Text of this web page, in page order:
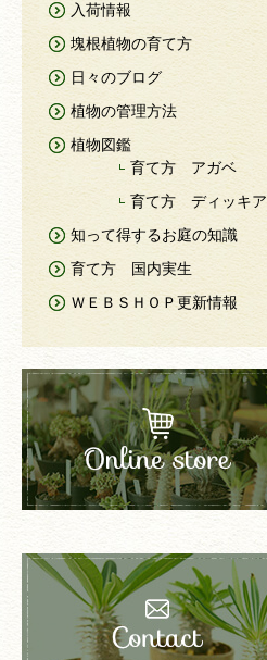
入荷情報
塊根植物の育て方
日々のブログ
植物の管理方法
植物図鑑
育て方 アガベ
育て方 ディッキア
知って得するお庭の知識
育て方 国内実生
ＷＥＢＳＨＯＰ更新情報